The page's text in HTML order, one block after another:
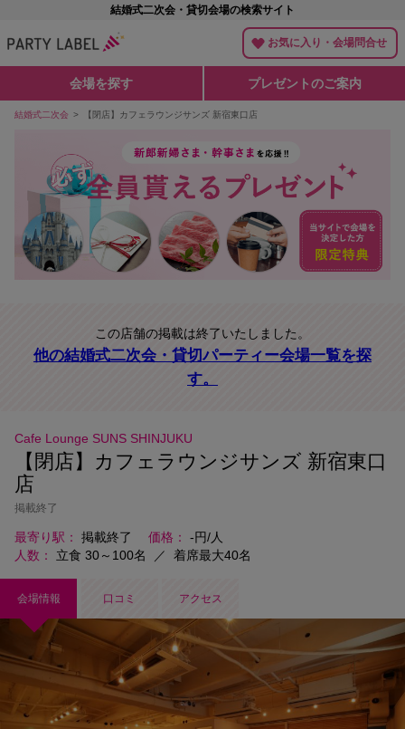
結婚式二次会・貸切会場の検索サイト
お気に入り・会場問合せ
会場を探す プレゼントのご案内
結婚式二次会 【閉店】カフェラウンジサンズ 新宿東口店
この店舗の掲載は終了いたしました。
他の結婚式二次会・貸切パーティー会場一覧を探
す。
Cafe Lounge SUNS SHINJUKU
【閉店】カフェラウンジサンズ 新宿東口
店
掲載終了
最寄り駅 掲載終了 価格
-円/人
人数
立食 30～100名 ／ 着席最大40名
会場情報 口コミ アクセス